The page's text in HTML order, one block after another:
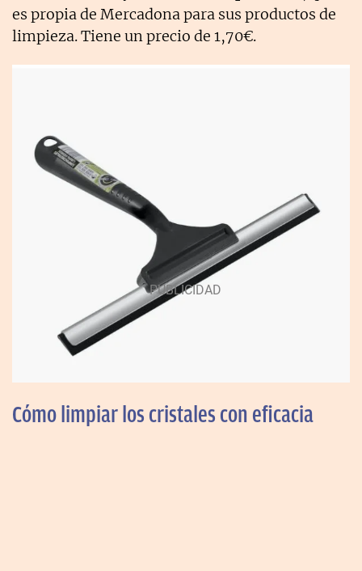
es propia de Mercadona para sus productos de
limpieza. Tiene un precio de 1,70€.
Cómo limpiar los cristales con eficacia